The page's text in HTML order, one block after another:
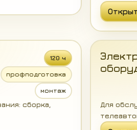
120 ч
профподготовка
монтаж
сборка,
Для